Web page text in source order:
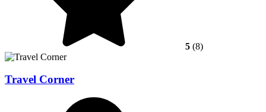
5 (8)
Travel Corner